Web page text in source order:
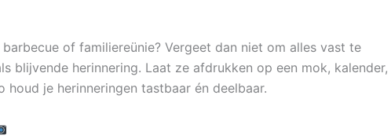
of familiereünie? Vergeet dan niet om alles vast te
blijvende herinnering. Laat ze afdrukken op een mok, kalender,
je herinneringen tastbaar én deelbaar.